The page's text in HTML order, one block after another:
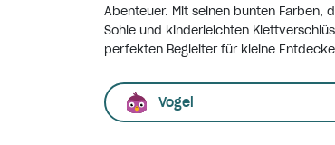
Abenteuer. Mit seinen bunten Farben,
Sohle und kinderleichten
perfekten Begleiter für kleine
Vogel